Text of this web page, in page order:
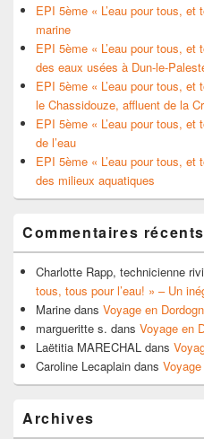
EPI 5ème « L’eau pour tous, et
marine
EPI 5ème « L’eau pour tous, et
des eaux usées à Dun-le-
EPI 5ème « L’eau pour tous, et
le Chassidouze, affluent de la
EPI 5ème « L’eau pour tous, et
de l’eau
EPI 5ème « L’eau pour tous, et
des milieux aquatiques
Commentaires récents
Charlotte Rapp, technicienne
tous, tous pour l’eau! » – Un
Marine dans Voyage en
margueritte s. dans Voyage en
Laëtitia MARECHAL dans
Caroline Lecaplain dans
Archives